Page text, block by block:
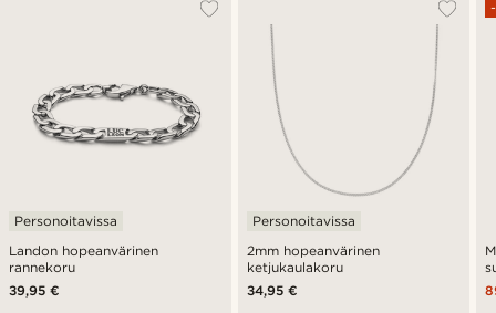
Landon hopeanvärinen
rannekoru
Personoitavissa
39,95 €
2mm hopeanvärinen
ketjukaulakoru
Personoitavissa
34,95 €